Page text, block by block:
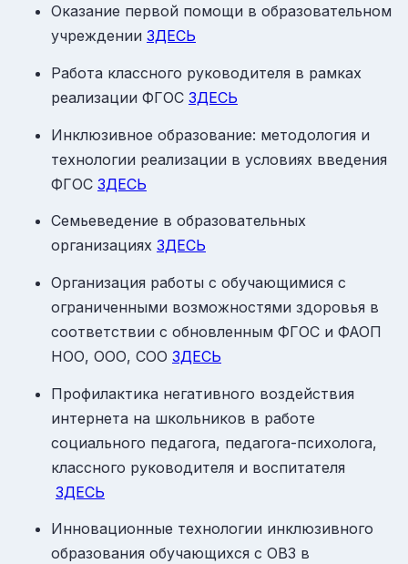
Оказание первой помощи в образовательном
учреждении ЗДЕСЬ
Работа классного руководителя в рамках
реализации ФГОС ЗДЕСЬ
Инклюзивное образование: методология и
технологии реализации в условиях введения
ФГОС ЗДЕСЬ
Семьеведение в образовательных
организациях ЗДЕСЬ
Организация работы с обучающимися с
ограниченными возможностями здоровья в
соответствии с обновленным ФГОС и ФАОП
НОО, ООО, СОО ЗДЕСЬ
Профилактика негативного воздействия
интернета на школьников в работе
социального педагога, педагога-психолога,
классного руководителя и воспитателя​
ЗДЕСЬ
Инновационные технологии инклюзивного
образования обучающихся с ОВЗ в